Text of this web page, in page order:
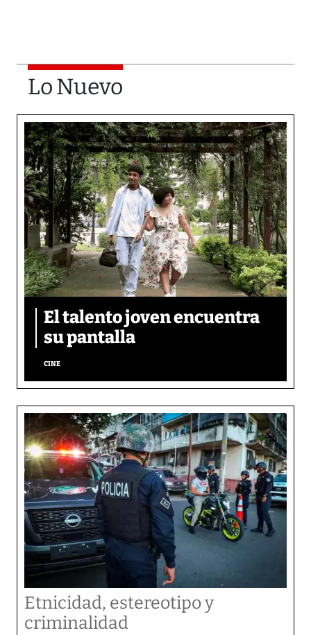
Lo Nuevo
El talento joven encuentra
su pantalla​
CINE
Etnicidad, estereotipo y
criminalidad